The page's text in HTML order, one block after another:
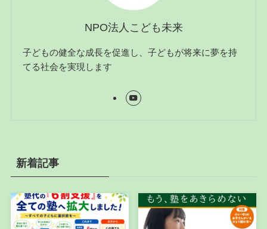
NPO法人こども未来
子どもの健全な成長を促進し、子どもが将来に夢を持
てる社会を実現します
新着記事